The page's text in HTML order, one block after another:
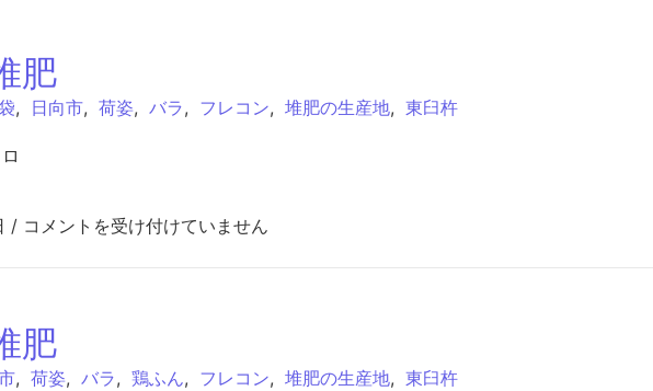
肥
, 日向市, 荷姿, バラ, フレコン, 堆肥の生産地, 東臼杵
/ 牛ふん堆肥 は
コメントを受け付けていません
肥
, 荷姿, バラ, 鶏ふん, フレコン, 堆肥の生産地, 東臼杵